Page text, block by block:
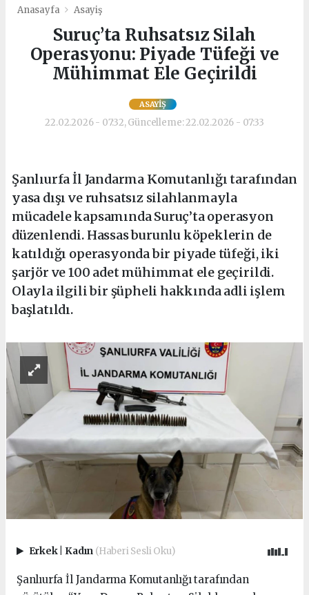
Anasayfa Asayiş
Suruç’ta Ruhsatsız Silah
Operasyonu: Piyade Tüfeği ve
Mühimmat Ele Geçirildi
ASAYIŞ
22.02.2026 - 07:32, Güncelleme: 22.02.2026 - 07:33
Şanlıurfa İl Jandarma Komutanlığı tarafından
yasa dışı ve ruhsatsız silahlanmayla
mücadele kapsamında Suruç’ta operasyon
düzenlendi. Hassas burunlu köpeklerin de
katıldığı operasyonda bir piyade tüfeği, iki
şarjör ve 100 adet mühimmat ele geçirildi.
Olayla ilgili bir şüpheli hakkında adli işlem
başlatıldı.
Erkek Kadın (Haberi Sesli Oku)
Şanlıurfa İl Jandarma Komutanlığı tarafından